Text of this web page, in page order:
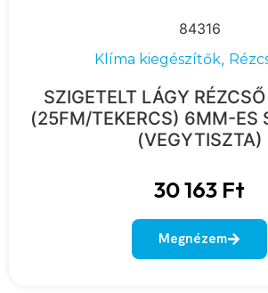
84316
Klíma kiegészítők,
SZIGETELT LÁGY
(25FM/TEKERCS) 6MM-ES
(VEGYTISZTA)
30 163 Ft
Megnézem